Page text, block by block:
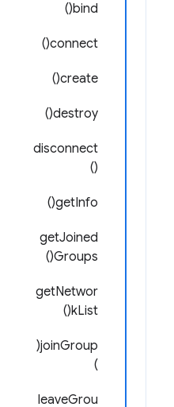
bind()
connect()
create()
destroy()
disconnect
()
getInfo()
getJoined
Groups()
getNetwor
kList()
joinGroup(
)
leaveGrou